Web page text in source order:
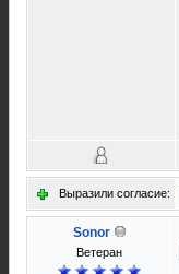
Выразили согласие:
Sonor
Ветеран